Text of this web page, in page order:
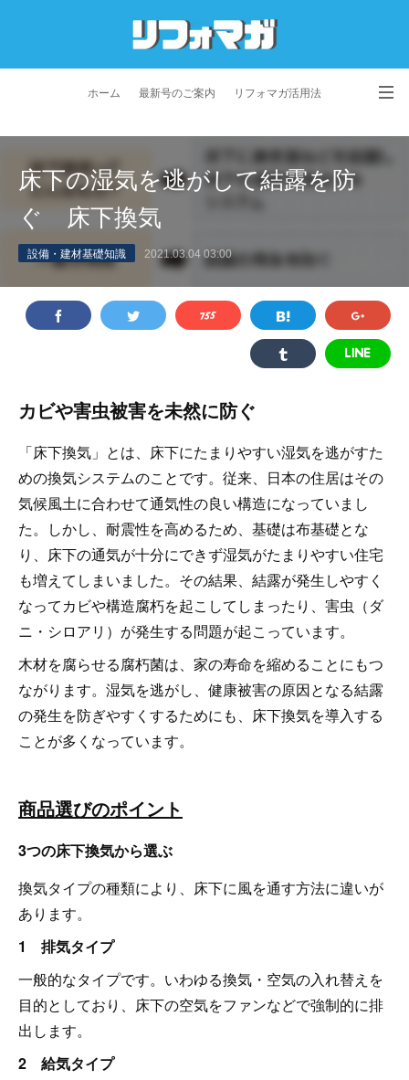
ホーム 最新号のご案内 リフォマガ活用法
プライバシーポリシー 利用規約 会社概要
床下の湿気を逃がして結露を防
ぐ 床下換気
設備・建材基礎知識 2021.03.04 03:00
カビや害虫被害を未然に防ぐ
「床下換気」とは、床下にたまりやすい湿気を逃がすた
めの換気システムのことです。従来、日本の住居はその
気候風土に合わせて通気性の良い構造になっていまし
た。しかし、耐震性を高めるため、基礎は布基礎とな
り、床下の通気が十分にできず湿気がたまりやすい住宅
も増えてしまいました。その結果、結露が発生しやすく
なってカビや構造腐朽を起こしてしまったり、害虫（ダ
ニ・シロアリ）が発生する問題が起こっています。
木材を腐らせる腐朽菌は、家の寿命を縮めることにもつ
ながります。湿気を逃がし、健康被害の原因となる結露
の発生を防ぎやすくするためにも、床下換気を導入する
ことが多くなっています。
商品選びのポイント
3つの床下換気から選ぶ
換気タイプの種類により、床下に風を通す方法に違いが
あります。
1 排気タイプ
一般的なタイプです。いわゆる換気・空気の入れ替えを
目的としており、床下の空気をファンなどで強制的に排
出します。
2 給気タイプ